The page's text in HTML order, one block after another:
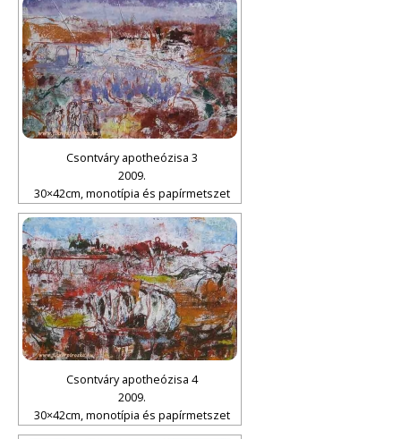
Csontváry apotheózisa 3
2009.
30×42cm, monotípia és papírmetszet
Csontváry apotheózisa 4
2009.
30×42cm, monotípia és papírmetszet